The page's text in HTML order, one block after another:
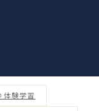
体験学習